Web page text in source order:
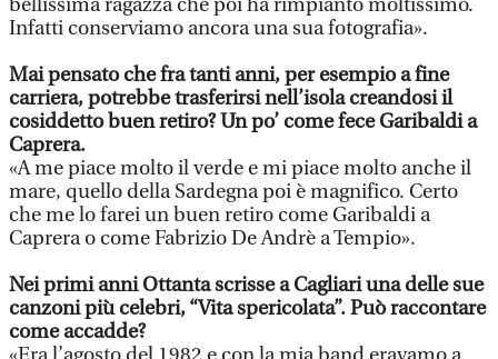
bellissima ragazza che poi ha rimpianto moltissimo.
Infatti conserviamo ancora una sua fotografia».
Mai pensato che fra tanti anni, per esempio a fine
carriera, potrebbe trasferirsi nell’isola creandosi il
cosiddetto buen retiro? Un po’ come fece Garibaldi a
Caprera.
«A me piace molto il verde e mi piace molto anche il
mare, quello della Sardegna poi è magnifico. Certo
che me lo farei un buen retiro come Garibaldi a
Caprera o come Fabrizio De Andrè a Tempio».
Nei primi anni Ottanta scrisse a Cagliari una delle sue
canzoni più celebri, “Vita spericolata”. Può raccontare
come accadde?